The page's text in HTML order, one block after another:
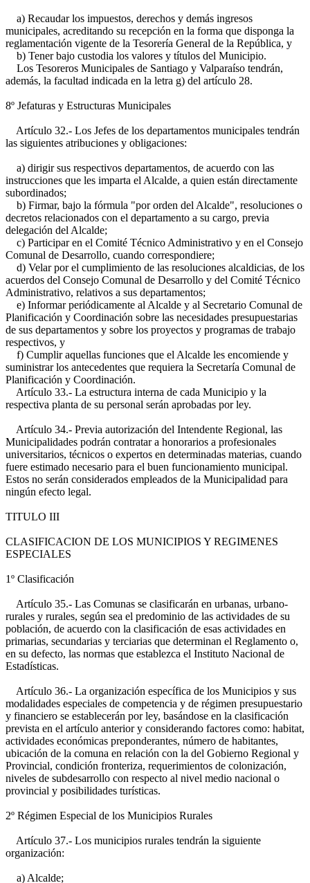
a) Recaudar los impuestos, derechos y demás ingresos
municipales, acreditando su recepción en la forma que disponga la
reglamentación vigente de la Tesorería General de la República, y
b) Tener bajo custodia los valores y títulos del Municipio.
Los Tesoreros Municipales de Santiago y Valparaíso tendrán,
además, la facultad indicada en la letra g) del artículo 28.
8º Jefaturas y Estructuras Municipales
Artículo 32.- Los Jefes de los departamentos municipales tendrán
las siguientes atribuciones y obligaciones:
a) dirigir sus respectivos departamentos, de acuerdo con las
instrucciones que les imparta el Alcalde, a quien están directamente
subordinados;
b) Firmar, bajo la fórmula "por orden del Alcalde", resoluciones o
decretos relacionados con el departamento a su cargo, previa
delegación del Alcalde;
c) Participar en el Comité Técnico Administrativo y en el Consejo
Comunal de Desarrollo, cuando correspondiere;
d) Velar por el cumplimiento de las resoluciones alcaldicias, de los
acuerdos del Consejo Comunal de Desarrollo y del Comité Técnico
Administrativo, relativos a sus departamentos;
e) Informar periódicamente al Alcalde y al Secretario Comunal de
Planificación y Coordinación sobre las necesidades presupuestarias
de sus departamentos y sobre los proyectos y programas de trabajo
respectivos, y
f) Cumplir aquellas funciones que el Alcalde les encomiende y
suministrar los antecedentes que requiera la Secretaría Comunal de
Planificación y Coordinación.
Artículo 33.- La estructura interna de cada Municipio y la
respectiva planta de su personal serán aprobadas por ley.
Artículo 34.- Previa autorización del Intendente Regional, las
Municipalidades podrán contratar a honorarios a profesionales
universitarios, técnicos o expertos en determinadas materias, cuando
fuere estimado necesario para el buen funcionamiento municipal.
Estos no serán considerados empleados de la Municipalidad para
ningún efecto legal.
TITULO III
CLASIFICACION DE LOS MUNICIPIOS Y REGIMENES
ESPECIALES
1º Clasificación
Artículo 35.- Las Comunas se clasificarán en urbanas, urbano-
rurales y rurales, según sea el predominio de las actividades de su
población, de acuerdo con la clasificación de esas actividades en
primarias, secundarias y terciarias que determinan el Reglamento o,
en su defecto, las normas que establezca el Instituto Nacional de
Estadísticas.
Artículo 36.- La organización específica de los Municipios y sus
modalidades especiales de competencia y de régimen presupuestario
y financiero se establecerán por ley, basándose en la clasificación
prevista en el artículo anterior y considerando factores como: habitat,
actividades económicas preponderantes, número de habitantes,
ubicación de la comuna en relación con la del Gobierno Regional y
Provincial, condición fronteriza, requerimientos de colonización,
niveles de subdesarrollo con respecto al nivel medio nacional o
provincial y posibilidades turísticas.
2º Régimen Especial de los Municipios Rurales
Artículo 37.- Los municipios rurales tendrán la siguiente
organización:
a) Alcalde;